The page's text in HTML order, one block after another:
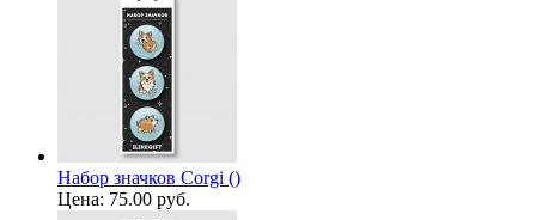
Набор значков Corgi ()
Цена: 75.00 руб.